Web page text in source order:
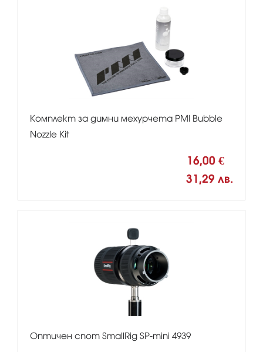
Комплект за димни мехурчета PMI Bubble
Nozzle Kit
16,00 €
31,29 лв.
Оптичен спот SmallRig SP-mini 4939